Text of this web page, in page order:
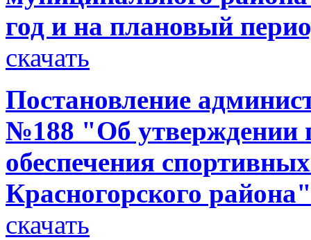
год и на плановый
скачать
Постановление
№188 "Об утверждении
обеспечения
Красногорского района"
скачать